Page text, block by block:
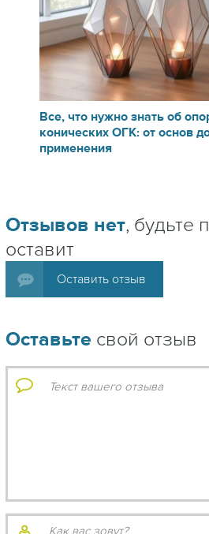
Все, что нужно знать об
конических ОГК: от основ
применения
Отзывов нет, будьте
оставит
Оставить отзыв
Оставьте свой отзыв